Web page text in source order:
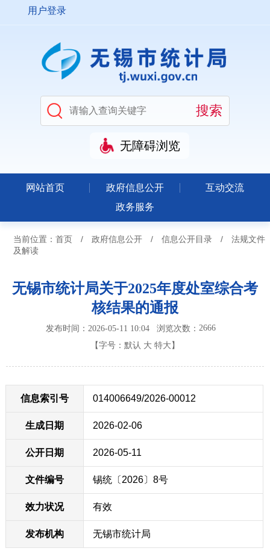
用户登录
无障碍浏览
网站首页 政府信息公开
互动交流
政务服务
当前位置： 首页 / 政府信息公开 / 信息公开目录 /
法规文件
及解读
无锡市统计局关于2025年度处室综合考
核结果的通报
发布时间：2026-05-11 10:04浏览次数：2666
【字号： 默认 大 特大 】
信息索引号 014006649/2026-00012
生成日期 2026-02-06
公开日期 2026-05-11
文件编号 锡统〔2026〕8号
效力状况 有效
发布机构 无锡市统计局